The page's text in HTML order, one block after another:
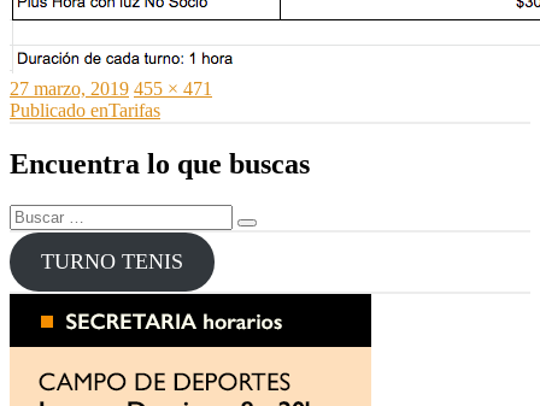
Publicado
el
27 marzo, 2019 Tamaño
completo
455 × 471
Navegación
de
entradas
Publicado enTarifas
Encuentra lo que buscas
Buscar
por:
Buscar
TURNO TENIS